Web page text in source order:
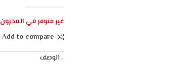
غير متوفر في المخزون
Add to compare
الوصف